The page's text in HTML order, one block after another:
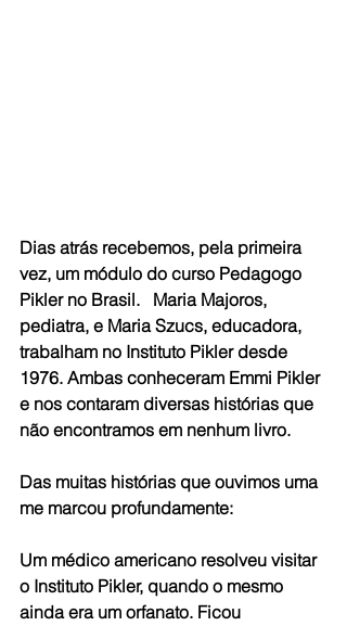
Dias atrás recebemos, pela primeira
vez, um módulo do curso Pedagogo
Pikler no Brasil.   Maria Majoros,
pediatra, e Maria Szucs, educadora,
trabalham no Instituto Pikler desde
1976. Ambas conheceram Emmi Pikler
e nos contaram diversas histórias que
não encontramos em nenhum livro.
Das muitas histórias que ouvimos uma
me marcou profundamente:
Um médico americano resolveu visitar
o Instituto Pikler, quando o mesmo
ainda era um orfanato. Ficou